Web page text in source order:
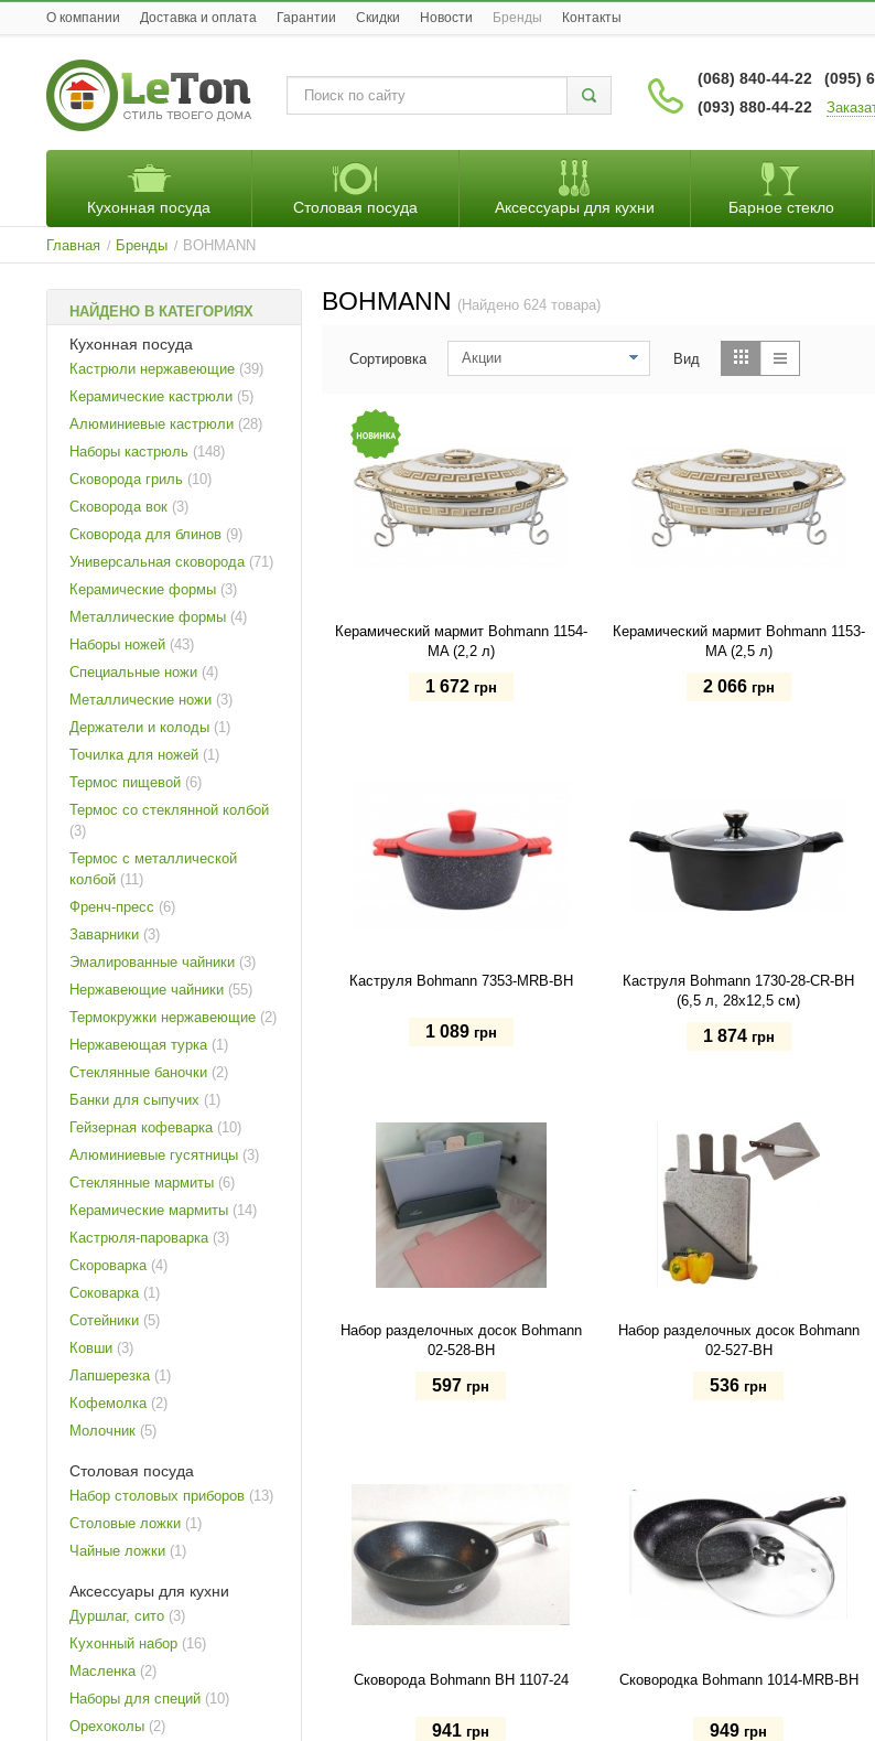
O компании Доставка и оплата Гарантии Скидки Новости Бренды Контакты
(068) 840-44-22
(095)
(093) 880-44-22
Кухонная посуда Столовая посуда Аксессуары для кухни Барное стекло
Главная / Бренды / BOHMANN
НАЙДЕНО В КАТЕГОРИЯХ
Кухонная посуда
Кастрюли нержавеющие (39)
Керамические кастрюли (5)
Алюминиевые кастрюли (28)
Наборы кастрюль (148)
Сковорода гриль (10)
Сковорода вок (3)
Сковорода для блинов (9)
Универсальная сковорода (71)
Керамические формы (3)
Металлические формы (4)
Наборы ножей (43)
Специальные ножи (4)
Металлические ножи (3)
Держатели и колоды (1)
Точилка для ножей (1)
Термос пищевой (6)
Термос со стеклянной колбой
(3)
Термос с металлической
колбой (11)
Френч-пресс (6)
Заварники (3)
Эмалированные чайники (3)
Нержавеющие чайники (55)
Термокружки нержавеющие (2)
Нержавеющая турка (1)
Стеклянные баночки (2)
Банки для сыпучих (1)
Гейзерная кофеварка (10)
Алюминиевые гусятницы (3)
Стеклянные мармиты (6)
Керамические мармиты (14)
Кастрюля-пароварка (3)
Скороварка (4)
Соковарка (1)
Сотейники (5)
Ковши (3)
Лапшерезка (1)
Кофемолка (2)
Молочник (5)
Столовая посуда
Набор столовых приборов (13)
Столовые ложки (1)
Чайные ложки (1)
Аксессуары для кухни
Дуршлаг, сито (3)
Кухонный набор (16)
Масленка (2)
Наборы для специй (10)
Орехоколы (2)
BOHMANN (Найдено 624 товара)
Сортировка Акции Вид
Керамический мармит Bohmann 1154-
MA (2,2 л)
1 672 грн
Керамический мармит Bohmann 1153-
MA (2,5 л)
2 066 грн
Каструля Bohmann 7353-MRB-BH
1 089 грн
Купить
Каструля Bohmann 1730-28-CR-BH
(6,5 л, 28х12,5 см)
1 874 грн
Набор разделочных досок Bohmann
02-528-BH
597 грн
Набор разделочных досок Bohmann
02-527-BH
536 грн
Сковорода Bohmann BH 1107-24
941 грн
Сковородка Bohmann 1014-MRB-BH
949 грн